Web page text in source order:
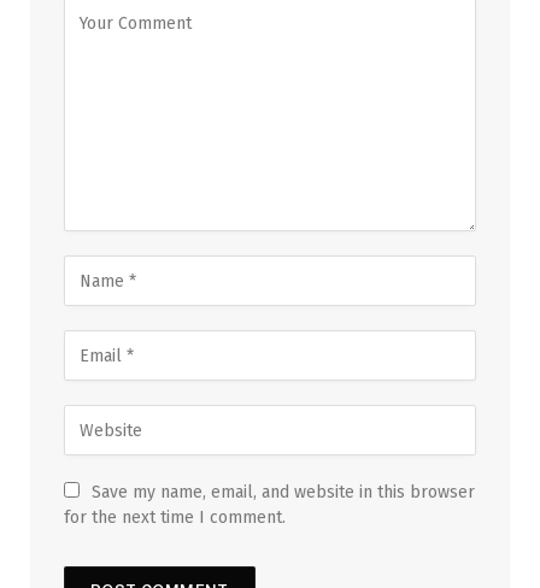
Save my name, email, and website in this browser
for the next time I comment.